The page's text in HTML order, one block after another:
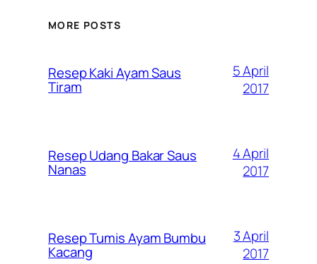
MORE POSTS
Resep Kaki Ayam Saus
Tiram
5 April
2017
Resep Udang Bakar Saus
Nanas
4 April
2017
Resep Tumis Ayam Bumbu
Kacang
3 April
2017